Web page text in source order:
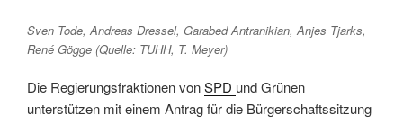
TUHH
Technische
Hamburg“
Sven Tode, Andreas Dressel, Garabed Antranikian, Anjes Tjarks,
René Gögge (Quelle: TUHH, T. Meyer)
Die Regierungsfraktionen vonSPD und Grünen
unterstützen mit einem Antrag für die Bürgerschaftssitzung